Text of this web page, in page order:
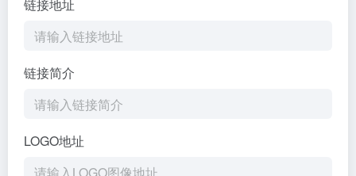
链接地址
链接简介
LOGO地址